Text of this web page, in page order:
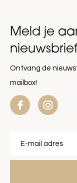
Meld je
Ontvang de
mailbox!